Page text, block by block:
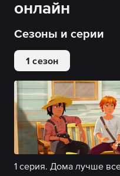
онлайн
Сезоны и серии
1 сезон
1 серия. Дома лучше